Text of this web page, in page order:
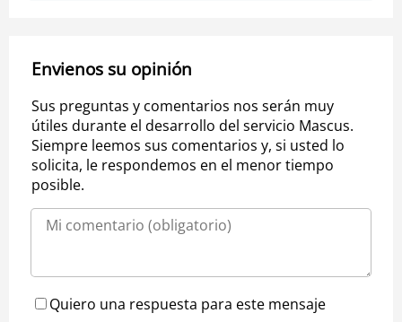
Envienos su opinión
Sus preguntas y comentarios nos serán muy
útiles durante el desarrollo del servicio Mascus.
Siempre leemos sus comentarios y, si usted lo
solicita, le respondemos en el menor tiempo
posible.
Quiero una respuesta para este mensaje